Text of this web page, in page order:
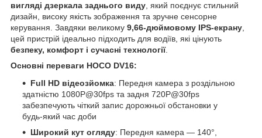
вигляді дзеркала заднього виду, який поєднує стильний
дизайн, високу якість зображення та зручне сенсорне
керування. Завдяки великому 9,66-дюймовому IPS-екрану,
цей пристрій ідеально підходить для водіїв, які цінують
безпеку, комфорт і сучасні технології.
Основні переваги HOCO DV16:
Full HD відеозйомка: Передня камера з роздільною
здатністю 1080P@30fps та задня 720P@30fps
забезпечують чіткий запис дорожньої обстановки у
будь-який час доби
Широкий кут огляду: Передня камера — 140°,